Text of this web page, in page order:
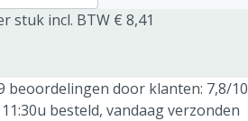
stuk incl. BTW € 8,41
beoordelingen door klanten: 7,8/10
besteld, vandaag verzonden